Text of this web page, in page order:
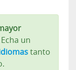
Echa un
tanto